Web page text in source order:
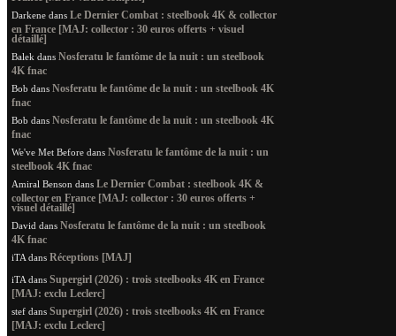
Darkene dans Le Dernier Combat : steelbook 4K & collector
en France [MAJ: collector : 30 euros offerts + visuel
détaillé]
Balek dans Nosferatu le fantôme de la nuit : un steelbook
4K fnac
Bob dans Nosferatu le fantôme de la nuit : un steelbook 4K
fnac
Bob dans Nosferatu le fantôme de la nuit : un steelbook 4K
fnac
We've Met Before dans Nosferatu le fantôme de la nuit : un
steelbook 4K fnac
Amiral Benson dans Le Dernier Combat : steelbook 4K &
collector en France [MAJ: collector : 30 euros offerts +
visuel détaillé]
David dans Nosferatu le fantôme de la nuit : un steelbook
4K fnac
iTA dans Réceptions [MAJ]
iTA dans Supergirl (2026) : trois steelbooks 4K en France
[MAJ: exclu Leclerc]
stef dans Supergirl (2026) : trois steelbooks 4K en France
[MAJ: exclu Leclerc]